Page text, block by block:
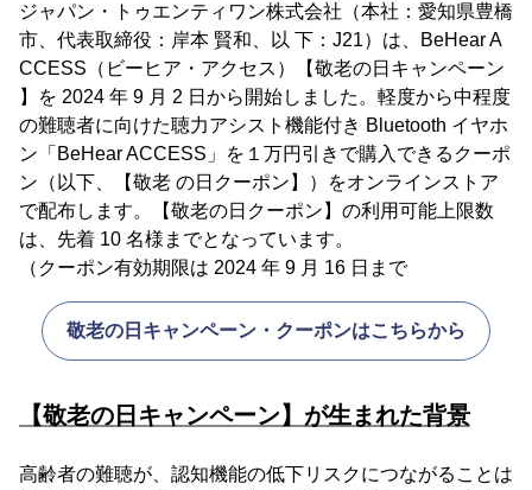
ジャパン・トゥエンティワン株式会社（本社：愛知県豊橋
市、代表取締役：岸本 賢和、以 下：J21）は、BeHear A
CCESS（ビーヒア・アクセス）【敬老の日キャンペーン
】を 2024 年 9 月 2 日から開始しました。軽度から中程度
の難聴者に向けた聴力アシスト機能付き Bluetooth イヤホ
ン「BeHear ACCESS」を１万円引きで購入できるクーポ
ン（以下、【敬老 の日クーポン】）をオンラインストア
で配布します。【敬老の日クーポン】の利用可能上限数
は、先着 10 名様までとなっています。
（クーポン有効期限は 2024 年 9 月 16 日まで
敬老の日キャンペーン・クーポンはこちらから
【敬老の日キャンペーン】が生まれた背景
高齢者の難聴が、認知機能の低下リスクにつながることは